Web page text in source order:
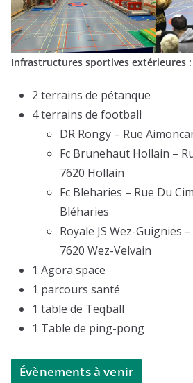
Infrastructures sportives extérieures :
2 terrains de pétanque
4 terrains de football
DR Rongy – Rue
Fc Brunehaut Hollain –
7620 Hollain
Fc Bleharies – Rue Du
Bléharies
Royale JS Wez-Guignies
7620 Wez-Velvain
1 Agora space
1 parcours santé
1 table de Teqball
1 Table de ping-pong
Évènements à venir